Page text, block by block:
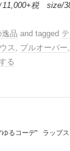
11,000+税 size/
品 and tagged
ス , プルオーバー,
る
るコーデ” ラップ